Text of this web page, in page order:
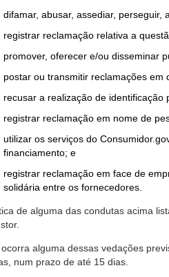
difamar, abusar, assediar, perseguir,
registrar reclamação relativa a
promover, oferecer e/ou disseminar
postar ou transmitir reclamações em
recusar a realização de
registrar reclamação em nome de
utilizar os serviços do
financiamento; e
registrar reclamação em face de
solidária entre os fornecedores.
de alguma das condutas acima
alguma dessas vedações
num prazo de até 15 dias.